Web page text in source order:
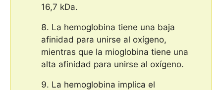
16,7 kDa.
La hemoglobina tiene una baja
afinidad para unirse al oxígeno,
mientras que la mioglobina tiene una
alta afinidad para unirse al oxígeno.
La hemoglobina implica el